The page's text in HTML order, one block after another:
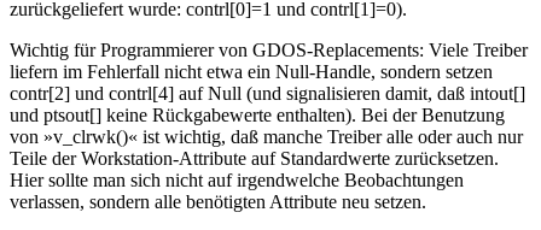
zurückgeliefert wurde: contrl[0]=1 und contrl[1]=0).
Wichtig für Programmierer von GDOS-Replacements: Viele Treiber
liefern im Fehlerfall nicht etwa ein Null-Handle, sondern setzen
contr[2] und contrl[4] auf Null (und signalisieren damit, daß intout[]
und ptsout[] keine Rückgabewerte enthalten). Bei der Benutzung
von »v_clrwk()« ist wichtig, daß manche Treiber alle oder auch nur
Teile der Workstation-Attribute auf Standardwerte zurücksetzen.
Hier sollte man sich nicht auf irgendwelche Beobachtungen
verlassen, sondern alle benötigten Attribute neu setzen.